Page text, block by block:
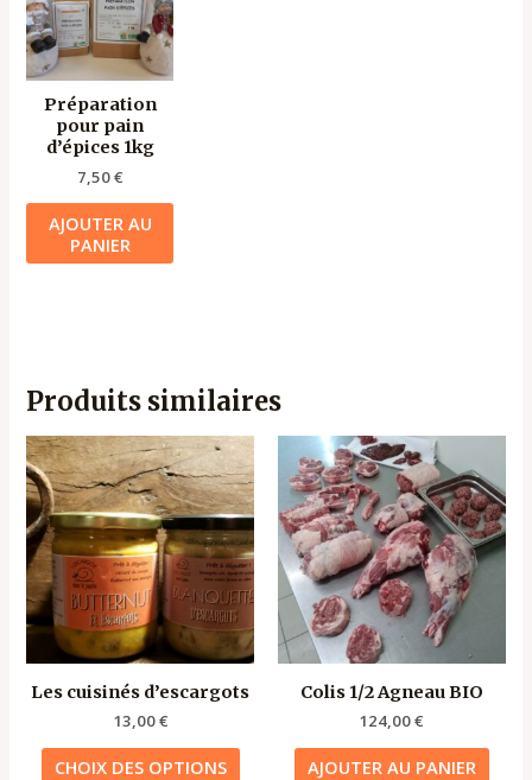
Préparation
pour pain
d’épices 1kg
7,50€
AJOUTER AU
PANIER
Produits similaires
Les cuisinés d’escargots
13,00€
CHOIX DES OPTIONS
produit
a
plusieurs
variations.
Les
options
peuvent
être
choisies
la
Colis 1/2 Agneau BIO
124,00€
AJOUTER AU PANIER